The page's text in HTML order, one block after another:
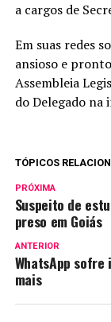
a cargos de
Em suas redes
ansioso e
Assembleia
do Delegado na
TÓPICOS
PRÓXIMA
Suspeito de
preso em Goiás
ANTERIOR
WhatsApp
mais